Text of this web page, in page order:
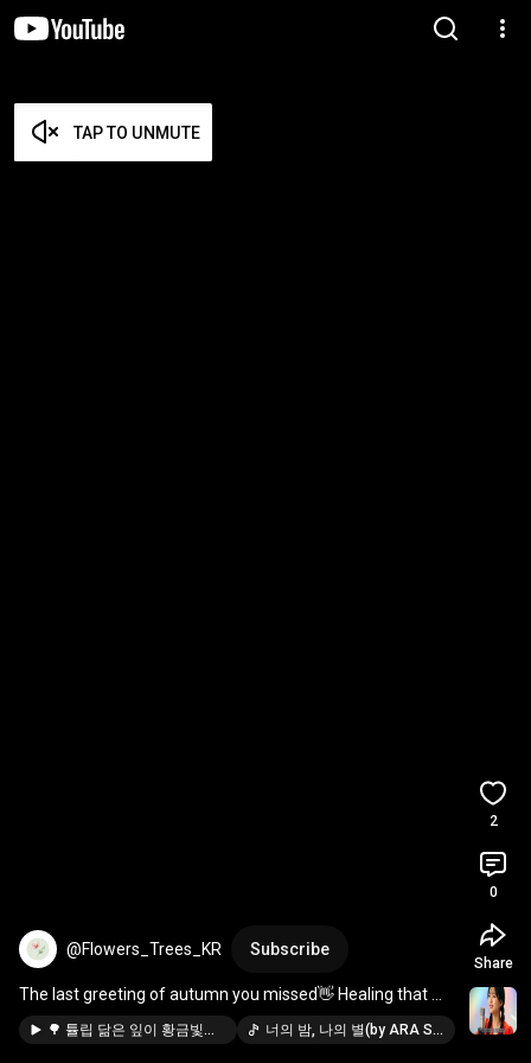
TAP TO UNMUTE
@Flowers_Trees_KR Subscribe
The last greeting of autumn you missed👋 Healing that
shines even brighter at night #autumnfeeling...
🌳 튤립 닮은 잎이 황금빛으로! 백합나무(튤립나무) 단풍, 그 아름다움의 비밀 너의 밤, 나의 별(by ARA SONG), 밤에 들으면 더 좋은 노래 | 설레는 고백송 플레이리스트 · @DreamingKMusic
2
0
Share